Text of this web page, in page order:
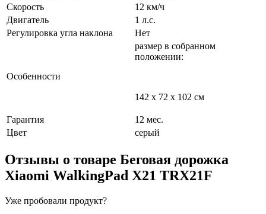
Скорость
12 км/ч
Двигатель
1 л.с.
Регулировка угла наклона
Нет
Особенности
размер в собранном
положении:
142 х 72 х 102 см
Гарантия
12 мес.
Цвет
серый
Отзывы о товаре Беговая дорожка
Xiaomi WalkingPad X21 TRX21F
Уже пробовали продукт?